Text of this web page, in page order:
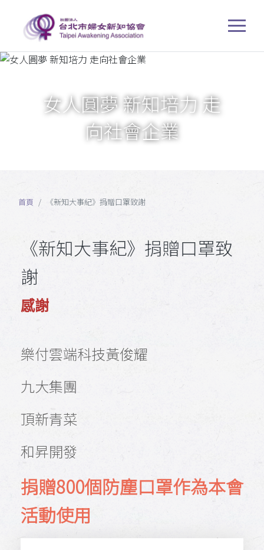
女人圓夢 新知培力 走
向社會企業
首頁 《新知大事紀》捐贈口罩致謝
《新知大事紀》捐贈口罩致
謝
感謝
樂付雲端科技黃俊耀
九大集團
頂新青菜
和昇開發
捐贈800個防塵口罩作為本會
活動使用